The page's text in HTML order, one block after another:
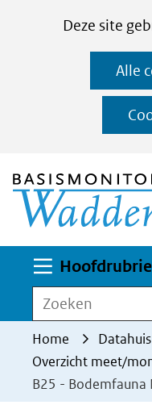
CookiesDeze site
op
deze
website
worden
toegestaan
geweigerd.
Alle
Zoeken
Home
Datahuis
Overzicht meet/
B25 - Bodemfauna